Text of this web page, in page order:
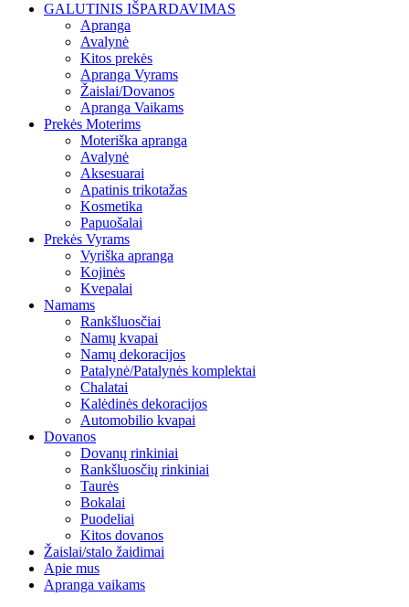
GALUTINIS IŠPARDAVIMAS
Apranga
Avalynė
Kitos prekės
Apranga Vyrams
Žaislai/Dovanos
Apranga Vaikams
Prekės Moterims
Moteriška apranga
Avalynė
Aksesuarai
Apatinis trikotažas
Kosmetika
Papuošalai
Prekės Vyrams
Vyriška apranga
Kojinės
Kvepalai
Namams
Rankšluosčiai
Namų kvapai
Namų dekoracijos
Patalynė/Patalynės komplektai
Chalatai
Kalėdinės dekoracijos
Automobilio kvapai
Dovanos
Dovanų rinkiniai
Rankšluosčių rinkiniai
Taurės
Bokalai
Puodeliai
Kitos dovanos
Žaislai/stalo žaidimai
Apie mus
Apranga vaikams